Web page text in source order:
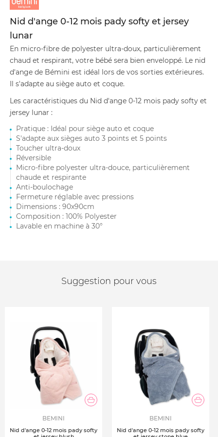
Nid d'ange 0-12 mois pady softy et jersey
lunar
En micro-fibre de polyester ultra-doux, particulièrement
chaud et respirant, votre bébé sera bien enveloppé. Le nid
d'ange de Bémini est idéal lors de vos sorties extérieures.
Il s'adapte au siège auto et coque.
Les caractéristiques du Nid d'ange 0-12 mois pady softy et
jersey lunar :
Pratique : Idéal pour siège auto et coque
S'adapte aux sièges auto 3 points et 5 points
Toucher ultra-doux
Réversible
Micro-fibre polyester ultra-douce, particulièrement
chaude et respirante
Anti-boulochage
Fermeture réglable avec pressions
Dimensions : 90x90cm
Composition : 100% Polyester
Lavable en machine à 30°
Suggestion pour vous
BEMINI
Nid d'ange 0-12 mois pady softy
BEMINI
Nid d'ange 0-12 mois pady softy